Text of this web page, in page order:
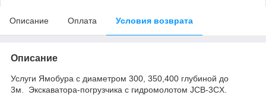
Описание Оплата Условия возврата
Описание
Услуги Ямобура с диаметром 300, 350,400 глубиной до
3м. Экскаватора-погрузчика с гидромолотом JCB-3CX.